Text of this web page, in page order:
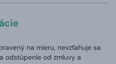
na mieru, nevzťahuje sa
odstúpenie od zmluvy a